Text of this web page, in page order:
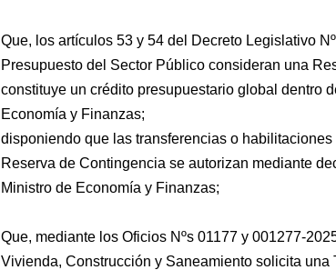
Que, los artículos 53 y 54 del Decreto Legislativo
Presupuesto del Sector Público consideran una
constituye un crédito presupuestario global dentro
Economía y Finanzas;
disponiendo que las transferencias o
Reserva de Contingencia se autorizan mediante
Ministro de Economía y Finanzas;
Que, mediante los Oficios Nºs 01177 y 001277-
Vivienda, Construcción y Saneamiento solicita una